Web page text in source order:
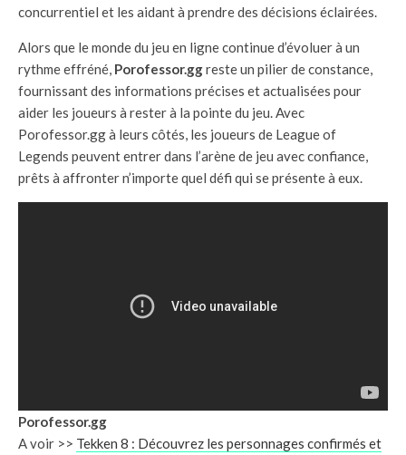
concurrentiel et les aidant à prendre des décisions éclairées.
Alors que le monde du jeu en ligne continue d’évoluer à un
rythme effréné, Porofessor.ggreste un pilier de constance,
fournissant des informations précises et actualisées pour
aider les joueurs à rester à la pointe du jeu. Avec
Porofessor.gg à leurs côtés, les joueurs de League of
Legends peuvent entrer dans l’arène de jeu avec confiance,
prêts à affronter n’importe quel défi qui se présente à eux.
Porofessor.gg
A voir >> Tekken 8 : Découvrez les personnages confirmés et